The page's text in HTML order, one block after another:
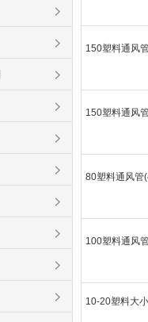
150塑料通风
150塑料通风
80塑料通风管
100塑料通风
10-20塑料大